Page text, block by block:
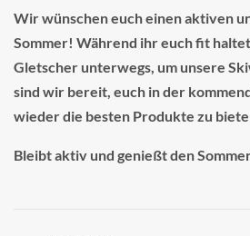
Wir wünschen euch einen aktiven
Sommer! Während ihr euch fit
Gletscher unterwegs, um unsere
sind wir bereit, euch in der
wieder die besten Produkte zu
Bleibt aktiv und genießt den